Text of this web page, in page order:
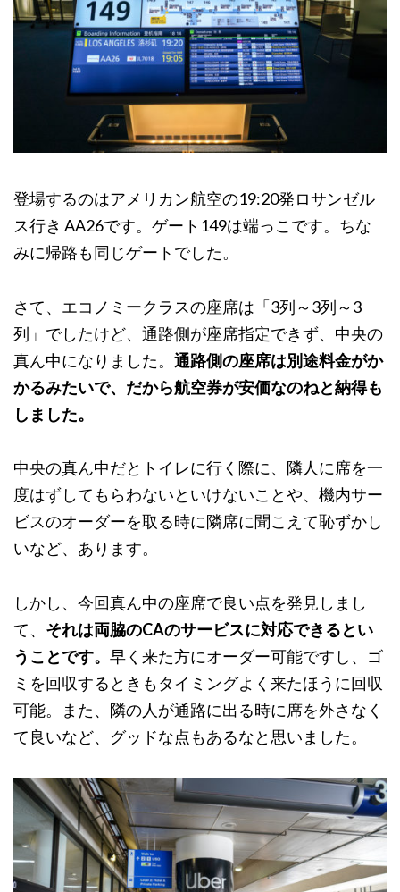
登場するのはアメリカン航空の19:20発ロサンゼル
ス行き AA26です。ゲート149は端っこです。ちな
みに帰路も同じゲートでした。
さて、エコノミークラスの座席は「3列～3列～3
列」でしたけど、通路側が座席指定できず、中央の
真ん中になりました。 通路側の座席は別途料金がか
かるみたいで、だから航空券が安価なのねと納得も
しました。
中央の真ん中だとトイレに行く際に、隣人に席を一
度はずしてもらわないといけないことや、機内サー
ビスのオーダーを取る時に隣席に聞こえて恥ずかし
いなど、あります。
しかし、今回真ん中の座席で良い点を発見しまし
て、 それは両脇のCAのサービスに対応できるとい
うことです。 早く来た方にオーダー可能ですし、ゴ
ミを回収するときもタイミングよく来たほうに回収
可能。また、隣の人が通路に出る時に席を外さなく
て良いなど、グッドな点もあるなと思いました。